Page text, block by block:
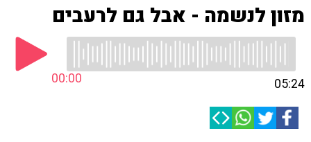
מזון לנשמה - אבל גם לרעבים
00:00 05:24